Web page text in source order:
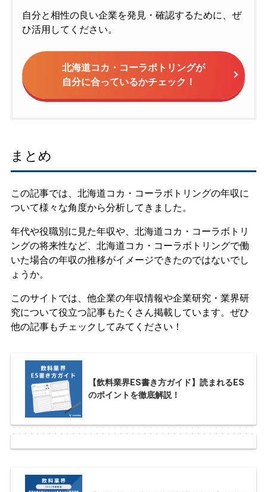
自分と相性の良い企業を発見・確認するために、ぜ
ひ活用してください。
北海道コカ・コーラボトリングが
自分に合っているかチェック！
まとめ
この記事では、北海道コカ・コーラボトリングの年収に
ついて様々な角度から分析してきました。
年代や役職別に見た年収や、北海道コカ・コーラボトリ
ングの将来性など、北海道コカ・コーラボトリングで働
いた場合の年収の推移がイメージできたのではないでし
ょうか。
このサイトでは、他企業の年収情報や企業研究・業界研
究について役立つ記事もたくさん掲載しています。ぜひ
他の記事もチェックしてみてください！
【飲料業界ES書き方ガイド】読まれるES
のポイントを徹底解説！